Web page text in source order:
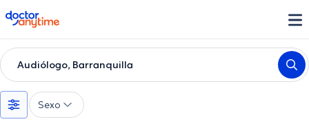
doctoranytime
Audiólogo, Barranquilla
Sexo